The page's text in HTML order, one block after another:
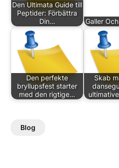
Den Ultimata Guide till
Peptider: Förbättra
Din…
Galler
Den perfekte
bryllupsfest starter
med den rigtige…
Skab
Blog